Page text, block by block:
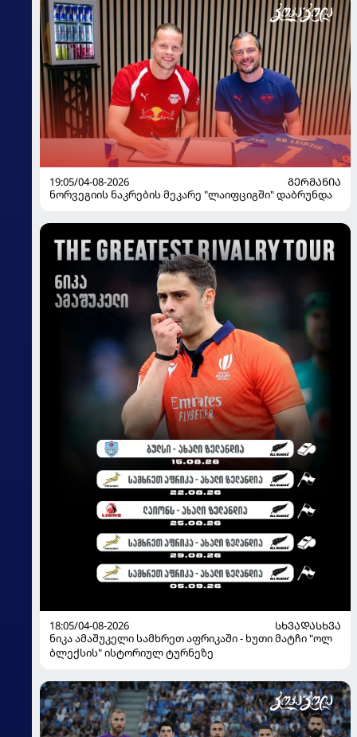
19:05/04-08-2026
ᲒᲔᲠᲛᲐᲜᲘᲐ
ნორვეგიის ნაკრების მეკარე "ლაიფციგში" დაბრუნდა
18:05/04-08-2026
ᲡᲮᲕᲐᲓᲐᲡᲮᲕᲐ
ნიკა ამაშუკელი სამხრეთ აფრიკაში - ხუთი მატჩი "ოლ
ბლექსის" ისტორიულ ტურნეზე